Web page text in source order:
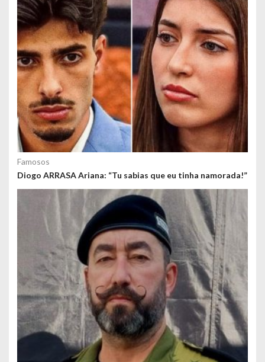
Famosos
Diogo ARRASA Ariana: “Tu sabias que eu tinha namorada!”